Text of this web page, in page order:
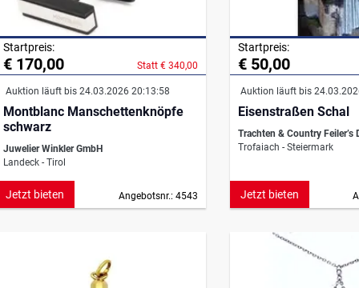
Startpreis:
€ 170,00 Statt € 340,00
Auktion läuft bis 24.03.2026 20:13:58
Montblanc Manschettenknöpfe
schwarz
Juwelier Winkler GmbH
Landeck - Tirol
Angebotsnr.: 4543
Jetzt bieten
Startpreis:
€ 50,00
Auktion läuft bis
Eisenstraßen Schal
Trachten & Country Feiler’s
Trofaiach - Steiermark
Jetzt bieten